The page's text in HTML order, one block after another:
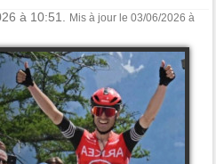
à 10:51.
Mis à jour le 03/06/2026 à